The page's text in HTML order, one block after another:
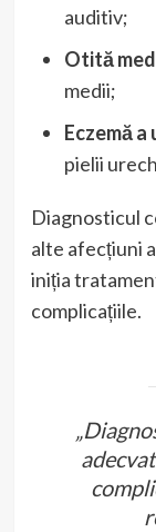
auditiv;
Otită
medii;
Eczemă a
pielii
Diagnosticul
alte afecțiuni
iniția
complicațiile.